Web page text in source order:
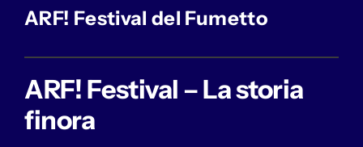
ARF! Festival del Fumetto
ARF! Festival – La storia
finora